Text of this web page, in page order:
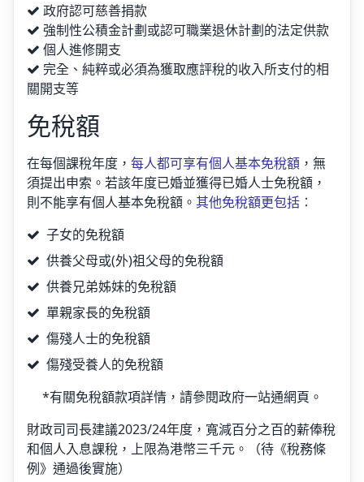
政府認可慈善捐款
強制性公積金計劃或認可職業退休計劃的法定供款
個人進修開支
完全、純粹或必須為獲取應評稅的收入所支付的相
關開支等
免稅額
在每個課稅年度， 每人都可享有個人基本免稅額 ，無
須提出申索。若該年度已婚並獲得已婚人士免稅額，
則不能享有個人基本免稅額。 其他免稅額更包括：
子女的免稅額
供養父母或(外)祖父母的免稅額
供養兄弟姊妹的免稅額
單親家長的免稅額
傷殘人士的免稅額
傷殘受養人的免稅額
*有關免稅額款項詳情，請參閱政府一站通網頁。
財政司司長建議2023/24年度，寬減百分之百的薪俸稅
和個人入息課稅，上限為港幣三千元。（待《稅務條
例》通過後實施）